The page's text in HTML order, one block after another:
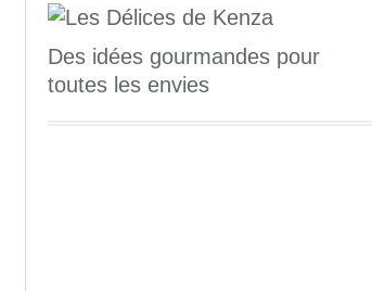
Des idées gourmandes pour
toutes les envies